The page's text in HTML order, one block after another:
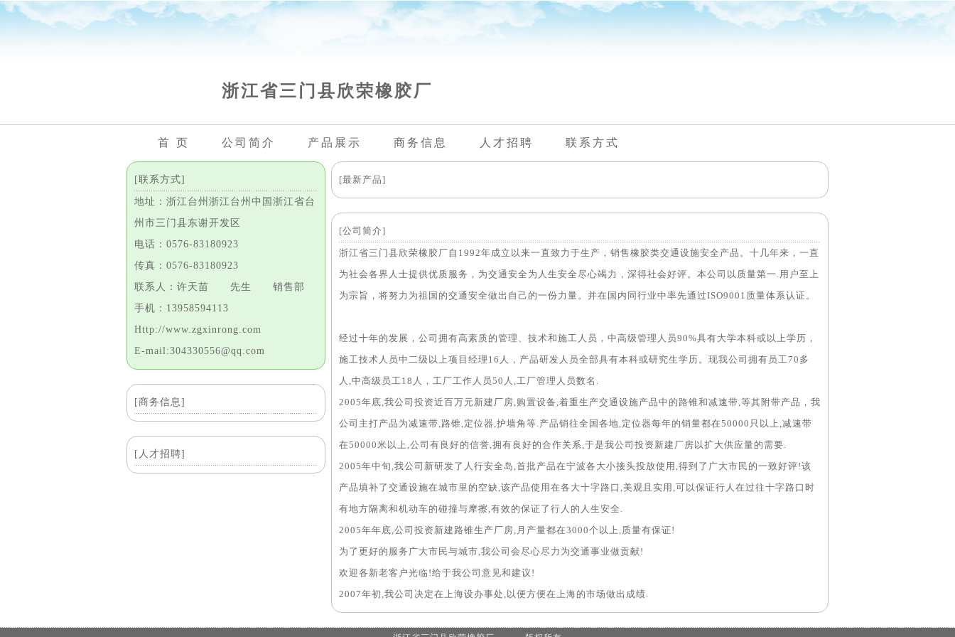
浙江省三门县欣荣橡胶厂
首 页 公司简介 产品展示 商务信息 人才招聘 联系方式
[联系方式]
地址：浙江台州浙江台州中国浙江省台
州市三门县东谢开发区
电话：0576-83180923
传真：0576-83180923
联系人：许天苗 先生 销售部
手机：13958594113
Http://www.zgxinrong.com
E-mail:304330556@qq.com
[商务信息]
[人才招聘]
[最新产品]
[公司简介]
浙江省三门县欣荣橡胶厂自1992年成立以来一直致力于生产，销售橡胶类交通设施安全产品。十几年来，一直
为社会各界人士提供优质服务，为交通安全为人生安全尽心竭力，深得社会好评。本公司以质量第一.用户至上
为宗旨，将努力为祖国的交通安全做出自己的一份力量。并在国内同行业中率先通过ISO9001质量体系认证。
经过十年的发展，公司拥有高素质的管理、技术和施工人员，中高级管理人员90%具有大学本科或以上学历，
施工技术人员中二级以上项目经理16人，产品研发人员全部具有本科或研究生学历。现我公司拥有员工70多
人,中高级员工18人，工厂工作人员50人,工厂管理人员数名.
2005年底,我公司投资近百万元新建厂房,购置设备,着重生产交通设施产品中的路锥和减速带,等其附带产品，我
公司主打产品为减速带,路锥,定位器,护墙角等.产品销往全国各地,定位器每年的销量都在50000只以上,减速带
在50000米以上,公司有良好的信誉,拥有良好的合作关系,于是我公司投资新建厂房以扩大供应量的需要.
2005年中旬,我公司新研发了人行安全岛,首批产品在宁波各大小接头投放使用,得到了广大市民的一致好评!该
产品填补了交通设施在城市里的空缺,该产品使用在各大十字路口,美观且实用,可以保证行人在过往十字路口时
有地方隔离和机动车的碰撞与摩擦,有效的保证了行人的人生安全.
2005年年底,公司投资新建路锥生产厂房,月产量都在3000个以上,质量有保证!
为了更好的服务广大市民与城市,我公司会尽心尽力为交通事业做贡献!
欢迎各新老客户光临!给于我公司意见和建议!
2007年初,我公司决定在上海设办事处,以便方便在上海的市场做出成绩.